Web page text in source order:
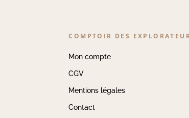
COMPTOIR DES
Mon compte
CGV
Mentions légales
Contact